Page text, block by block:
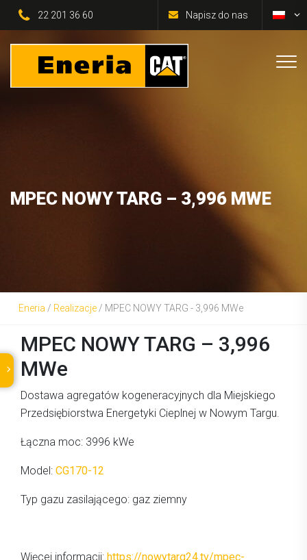
22 201 36 60 Napisz do nas
MPEC NOWY TARG – 3,996 MWE
Eneria / Realizacje / MPEC NOWY TARG - 3,996 MWe
MPEC NOWY TARG – 3,996
MWe
Dostawa agregatów kogeneracyjnych dla Miejskiego
Przedsiębiorstwa Energetyki Cieplnej w Nowym Targu.
Łączna moc: 3996 kWe
Model: CG170-12
Typ gazu zasilającego: gaz ziemny
Więcej informacji: https://nowytarg24.tv/mpec-